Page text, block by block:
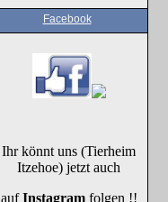
Facebook
Ihr könnt uns (Tierheim
Itzehoe) jetzt auch
aufInstagramfolgen !!